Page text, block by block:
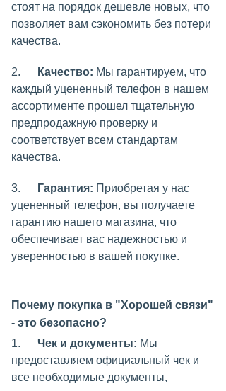
стоят на порядок дешевле новых, что
позволяет вам сэкономить без потери
качества.
2. Качество: Мы гарантируем, что
каждый уцененный телефон в нашем
ассортименте прошел тщательную
предпродажную проверку и
соответствует всем стандартам
качества.
3. Гарантия: Приобретая у нас
уцененный телефон, вы получаете
гарантию нашего магазина, что
обеспечивает вас надежностью и
уверенностью в вашей покупке.
Почему покупка в "Хорошей связи"
- это безопасно?
1. Чек и документы: Мы
предоставляем официальный чек и
все необходимые документы,